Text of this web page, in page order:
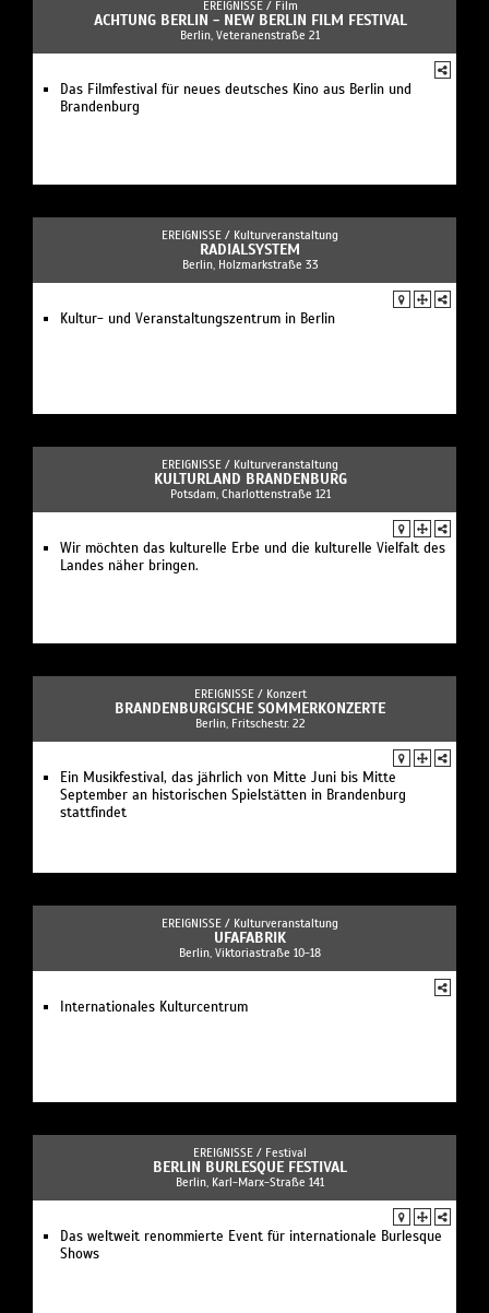
EREIGNISSE / Film
ACHTUNG BERLIN - NEW BERLIN FILM FESTIVAL
Berlin, Veteranenstraße 21
Das Filmfestival für neues deutsches Kino aus Berlin und
Brandenburg
EREIGNISSE / Kulturveranstaltung
RADIALSYSTEM
Berlin, Holzmarkstraße 33
Kultur- und Veranstaltungszentrum in Berlin
EREIGNISSE / Kulturveranstaltung
KULTURLAND BRANDENBURG
Potsdam, Charlottenstraße 121
Wir möchten das kulturelle Erbe und die kulturelle Vielfalt des
Landes näher bringen.
EREIGNISSE / Konzert
BRANDENBURGISCHE SOMMERKONZERTE
Berlin, Fritschestr. 22
Ein Musikfestival, das jährlich von Mitte Juni bis Mitte
September an historischen Spielstätten in Brandenburg
stattfindet
EREIGNISSE / Kulturveranstaltung
UFAFABRIK
Berlin, Viktoriastraße 10-18
Internationales Kulturcentrum
EREIGNISSE / Festival
BERLIN BURLESQUE FESTIVAL
Berlin, Karl-Marx-Straße 141
Das weltweit renommierte Event für internationale Burlesque
Shows